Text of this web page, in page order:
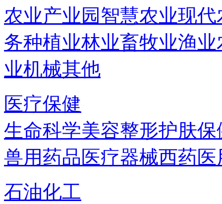
农业产业园智慧农业现代
务种植业林业畜牧业渔业
业机械其他
医疗保健
生命科学美容整形护肤保
兽用药品医疗器械西药
石油化工